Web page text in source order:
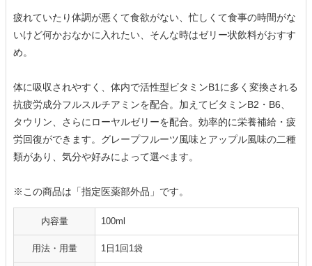
疲れていたり体調が悪くて食欲がない、忙しくて食事の時間がな
いけど何かおなかに入れたい、そんな時はゼリー状飲料がおすす
め。
体に吸収されやすく、体内で活性型ビタミンB1に多く変換される
抗疲労成分フルスルチアミンを配合。加えてビタミンB2・B6、
タウリン、さらにローヤルゼリーを配合。効率的に栄養補給・疲
労回復ができます。グレープフルーツ風味とアップル風味の二種
類があり、気分や好みによって選べます。
※この商品は「指定医薬部外品」です。
内容量 100ml
用法・用量 1日1回1袋